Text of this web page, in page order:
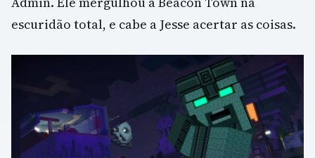
escuridão total, e cabe a Jesse acertar as coisas.